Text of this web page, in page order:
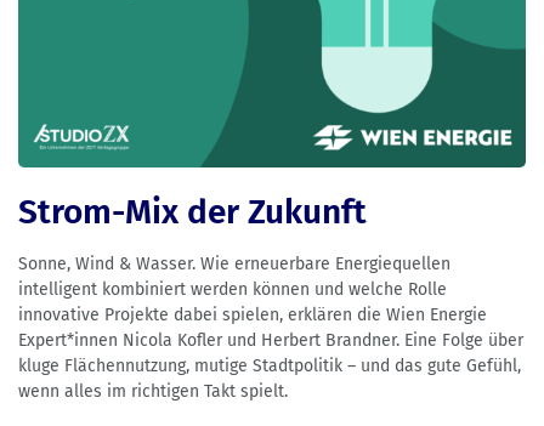
Strom-Mix der Zukunft
Sonne, Wind & Wasser. Wie erneuerbare Energiequellen
intelligent kombiniert werden können und welche Rolle
innovative Projekte dabei spielen, erklären die Wien Energie
Expert*innen Nicola Kofler und Herbert Brandner. Eine Folge über
kluge Flächennutzung, mutige Stadtpolitik – und das gute Gefühl,
wenn alles im richtigen Takt spielt.